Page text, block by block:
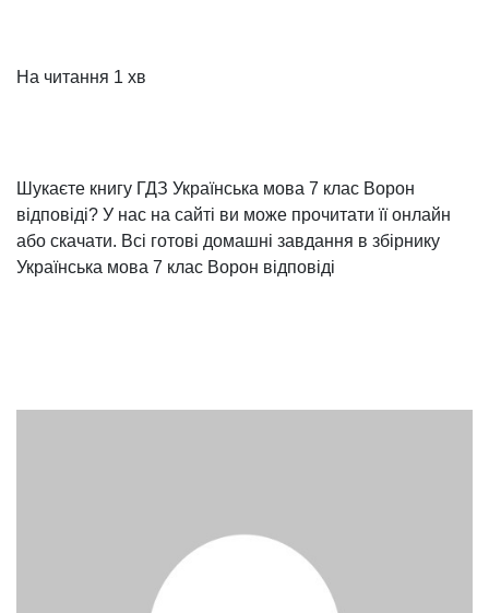
На читання 1 хв
Шукаєте книгу ГДЗ Українська мова 7 клас Ворон
відповіді? У нас на сайті ви може прочитати її онлайн
або скачати. Всі готові домашні завдання в збірнику
Українська мова 7 клас Ворон відповіді